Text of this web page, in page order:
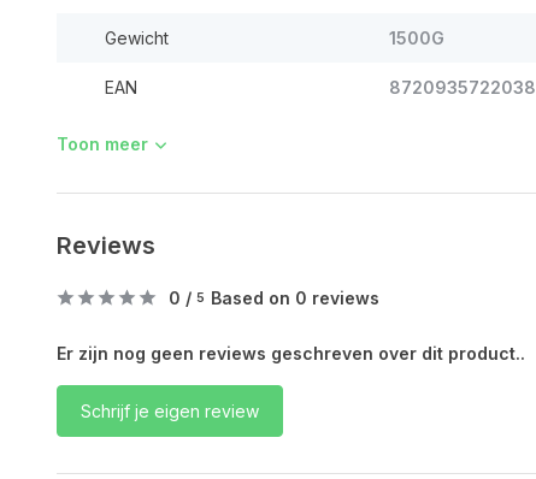
Gewicht 1500G
EAN 8720935722038
Toon meer
Reviews
0 / 5 Based on 0 reviews
Er zijn nog geen reviews geschreven over dit product..
Schrijf je eigen review